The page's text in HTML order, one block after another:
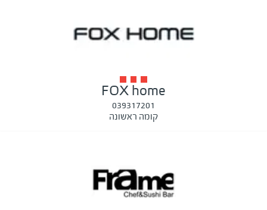
FOX home
039317201
קומה ראשונה